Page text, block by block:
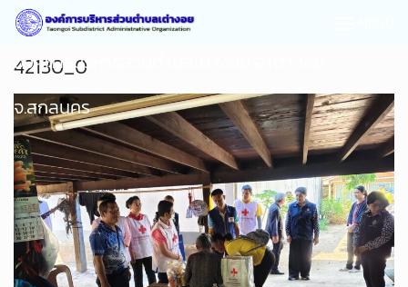
องค์การบริหารส่วนตำบลเต่างอย อ.เต่างอย
จ.สกลนคร
42130_0